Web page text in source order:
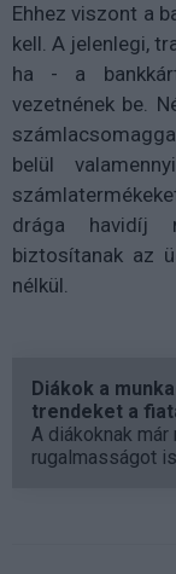
Ehhez viszont a
kell. A jelenlegi,
ha - a
vezetnének be.
belül
drága havidíj
biztosítanak az
nélkül.
Diákok a
trendeket a
A diákoknak már
rugalmasságot